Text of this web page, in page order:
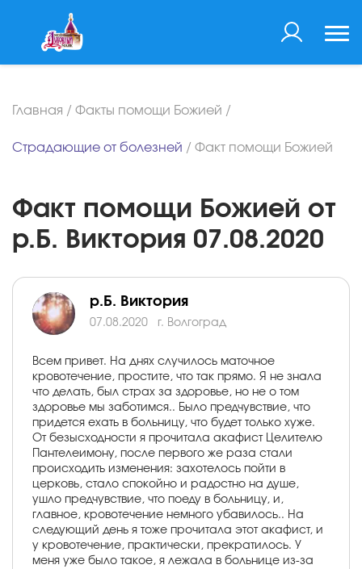
Главная / Факты помощи Божией /
Страдающие от болезней / Факт помощи Божией
Факт помощи Божией от
р.Б. Виктория 07.08.2020
р.Б. Виктория
07.08.2020 г. Волгоград
Всем привет. На днях случилось маточное
кровотечение, простите, что так прямо. Я не знала
что делать, был страх за здоровье, но не о том
здоровье мы заботимся.. Было предчувствие, что
придется ехать в больницу, что будет только хуже.
От безысходности я прочитала акафист Целителю
Пантелеимону, после первого же раза стали
происходить изменения: захотелось пойти в
церковь, стало спокойно и радостно на душе,
ушло предчувствие, что поеду в больницу, и,
главное, кровотечение немного убавилось.. На
следующий день я тоже прочитала этот акафист, и
у кровотечение, практически, прекратилось. У
меня уже было такое, я лежала в больнице из-за